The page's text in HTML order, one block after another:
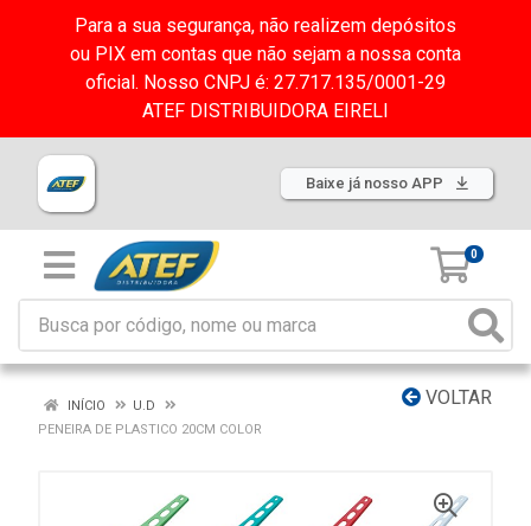
Para a sua segurança, não realizem depósitos
ou PIX em contas que não sejam a nossa conta
oficial. Nosso CNPJ é: 27.717.135/0001-29
ATEF DISTRIBUIDORA EIRELI
Baixe já nosso APP
0
VOLTAR
INÍCIO
U.D
PENEIRA DE PLASTICO 20CM COLOR